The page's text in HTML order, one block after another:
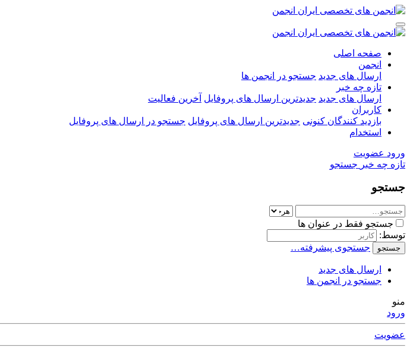
صفحه اصلی
انجمن
ارسال های جدید جستجو در انجمن ها
تازه چه خبر
ارسال های جدید جدیدترین ارسال های پروفایل آخرین فعالیت
کاربران
بازدید کنندگان کنونی جدیدترین ارسال های پروفایل جستجو در ارسال های پروفایل
استخدام
ورود عضویت
تازه چه خبر جستجو
جستجو
جستجو فقط در عنوان ها
توسط:
جستجو جستجوی پیشرفته…
ارسال های جدید
جستجو در انجمن ها
منو
ورود
عضویت